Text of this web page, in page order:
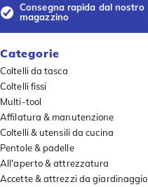
Consegna rapida dal nostro
magazzino
Categorie
Coltelli da tasca
Coltelli fissi
Multi-tool
Affilatura & manutenzione
Coltelli & utensili da cucina
Pentole & padelle
All'aperto & attrezzatura
Accette & attrezzi da giardinaggio